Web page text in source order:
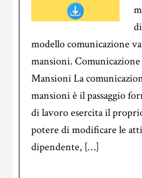
modello comunicazione
mansioni.
Mansioni La
mansioni è il passaggio
di lavoro esercita il
potere di modificare le
dipendente, […]